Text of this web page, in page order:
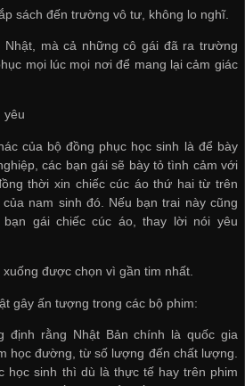
sách đến trường vô tư, không lo nghĩ.
Nhật, mà cả những cô gái đã ra trường
mọi lúc mọi nơi để mang lại cảm giác
yêu
của bộ đồng phục học sinh là để bày
các bạn gái sẽ bày tỏ tình cảm với
thời xin chiếc cúc áo thứ hai từ trên
nam sinh đó. Nếu bạn trai này cũng
gái chiếc cúc áo, thay lời nói yêu
được chọn vì gần tim nhất.
gây ấn tượng trong các bộ phim:
định rằng Nhật Bản chính là quốc gia
học đường, từ số lượng đến chất lượng.
học sinh thì dù là thực tế hay trên phim